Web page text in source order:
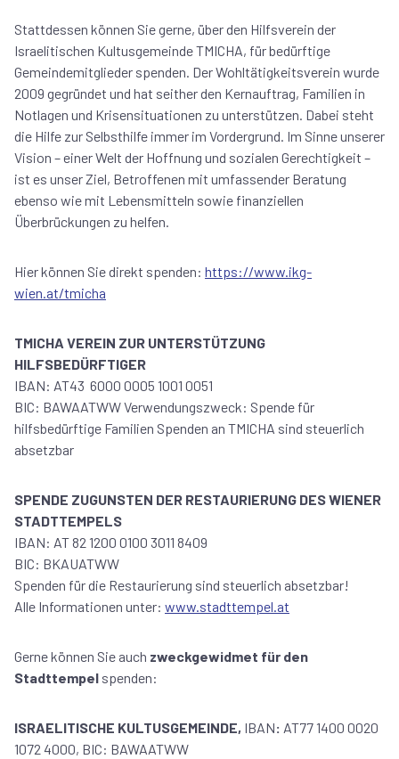
Stattdessen können Sie gerne, über den Hilfsverein der
Israelitischen Kultusgemeinde TMICHA, für bedürftige
Gemeindemitglieder spenden. Der Wohltätigkeitsverein wurde
2009 gegründet und hat seither den Kernauftrag, Familien in
Notlagen und Krisensituationen zu unterstützen. Dabei steht
die Hilfe zur Selbsthilfe immer im Vordergrund. Im Sinne unserer
Vision – einer Welt der Hoffnung und sozialen Gerechtigkeit –
ist es unser Ziel, Betroffenen mit umfassender Beratung
ebenso wie mit Lebensmitteln sowie finanziellen
Überbrückungen zu helfen.
Hier können Sie direkt spenden: https://www.ikg-
wien.at/tmicha
TMICHA VEREIN ZUR UNTERSTÜTZUNG
HILFSBEDÜRFTIGER
IBAN: AT43 6000 0005 1001 0051
BIC: BAWAATWW Verwendungszweck: Spende für
hilfsbedürftige Familien Spenden an TMICHA sind steuerlich
absetzbar
SPENDE ZUGUNSTEN DER RESTAURIERUNG DES WIENER
STADTTEMPELS
IBAN: AT 82 1200 0100 3011 8409
BIC: BKAUATWW
Spenden für die Restaurierung sind steuerlich absetzbar!
Alle Informationen unter: www.stadttempel.at
Gerne können Sie auch zweckgewidmet für den
Stadttempel spenden:
ISRAELITISCHE KULTUSGEMEINDE, IBAN: AT77 1400 0020
1072 4000, BIC: BAWAATWW